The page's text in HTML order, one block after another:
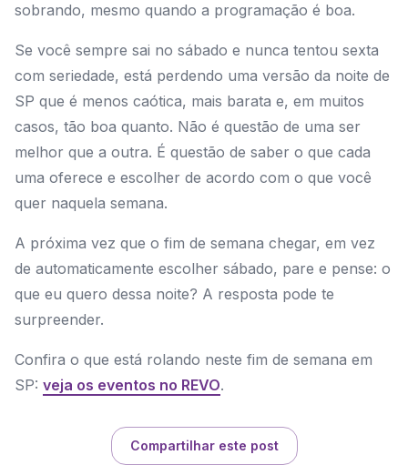
sobrando, mesmo quando a programação é boa.
Se você sempre sai no sábado e nunca tentou sexta
com seriedade, está perdendo uma versão da noite de
SP que é menos caótica, mais barata e, em muitos
casos, tão boa quanto. Não é questão de uma ser
melhor que a outra. É questão de saber o que cada
uma oferece e escolher de acordo com o que você
quer naquela semana.
A próxima vez que o fim de semana chegar, em vez
de automaticamente escolher sábado, pare e pense: o
que eu quero dessa noite? A resposta pode te
surpreender.
Confira o que está rolando neste fim de semana em
SP: veja os eventos no REVO.
Compartilhar este post